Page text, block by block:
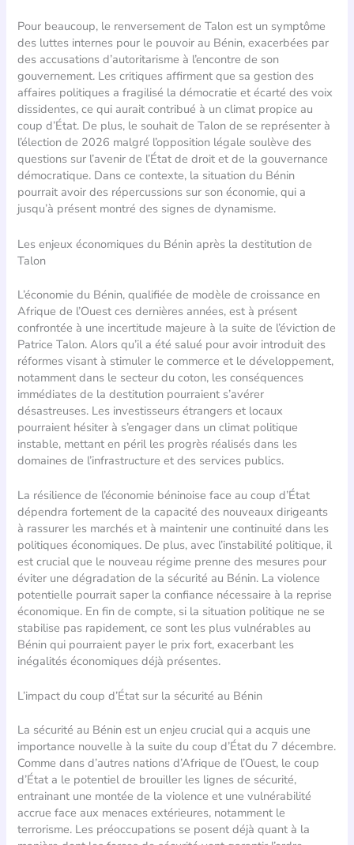
Pour beaucoup, le renversement de Talon est un symptôme
des luttes internes pour le pouvoir au Bénin, exacerbées par
des accusations d’autoritarisme à l’encontre de son
gouvernement. Les critiques affirment que sa gestion des
affaires politiques a fragilisé la démocratie et écarté des voix
dissidentes, ce qui aurait contribué à un climat propice au
coup d’État. De plus, le souhait de Talon de se représenter à
l’élection de 2026 malgré l’opposition légale soulève des
questions sur l’avenir de l’État de droit et de la gouvernance
démocratique. Dans ce contexte, la situation du Bénin
pourrait avoir des répercussions sur son économie, qui a
jusqu’à présent montré des signes de dynamisme.
Les enjeux économiques du Bénin après la destitution de
Talon
L’économie du Bénin, qualifiée de modèle de croissance en
Afrique de l’Ouest ces dernières années, est à présent
confrontée à une incertitude majeure à la suite de l’éviction de
Patrice Talon. Alors qu’il a été salué pour avoir introduit des
réformes visant à stimuler le commerce et le développement,
notamment dans le secteur du coton, les conséquences
immédiates de la destitution pourraient s’avérer
désastreuses. Les investisseurs étrangers et locaux
pourraient hésiter à s’engager dans un climat politique
instable, mettant en péril les progrès réalisés dans les
domaines de l’infrastructure et des services publics.
La résilience de l’économie béninoise face au coup d’État
dépendra fortement de la capacité des nouveaux dirigeants
à rassurer les marchés et à maintenir une continuité dans les
politiques économiques. De plus, avec l’instabilité politique, il
est crucial que le nouveau régime prenne des mesures pour
éviter une dégradation de la sécurité au Bénin. La violence
potentielle pourrait saper la confiance nécessaire à la reprise
économique. En fin de compte, si la situation politique ne se
stabilise pas rapidement, ce sont les plus vulnérables au
Bénin qui pourraient payer le prix fort, exacerbant les
inégalités économiques déjà présentes.
L’impact du coup d’État sur la sécurité au Bénin
La sécurité au Bénin est un enjeu crucial qui a acquis une
importance nouvelle à la suite du coup d’État du 7 décembre.
Comme dans d’autres nations d’Afrique de l’Ouest, le coup
d’État a le potentiel de brouiller les lignes de sécurité,
entrainant une montée de la violence et une vulnérabilité
accrue face aux menaces extérieures, notamment le
terrorisme. Les préoccupations se posent déjà quant à la